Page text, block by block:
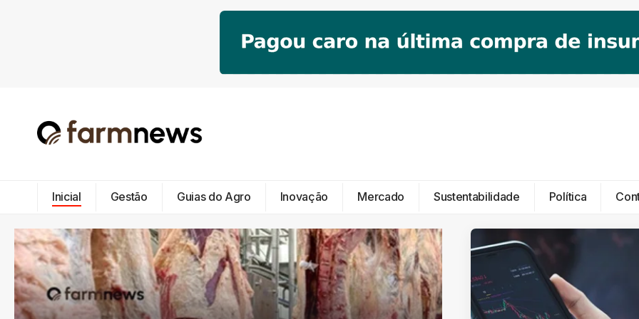
Inicial Gestão Guias do Agro Inovação Mercado Sustentabilidade Política